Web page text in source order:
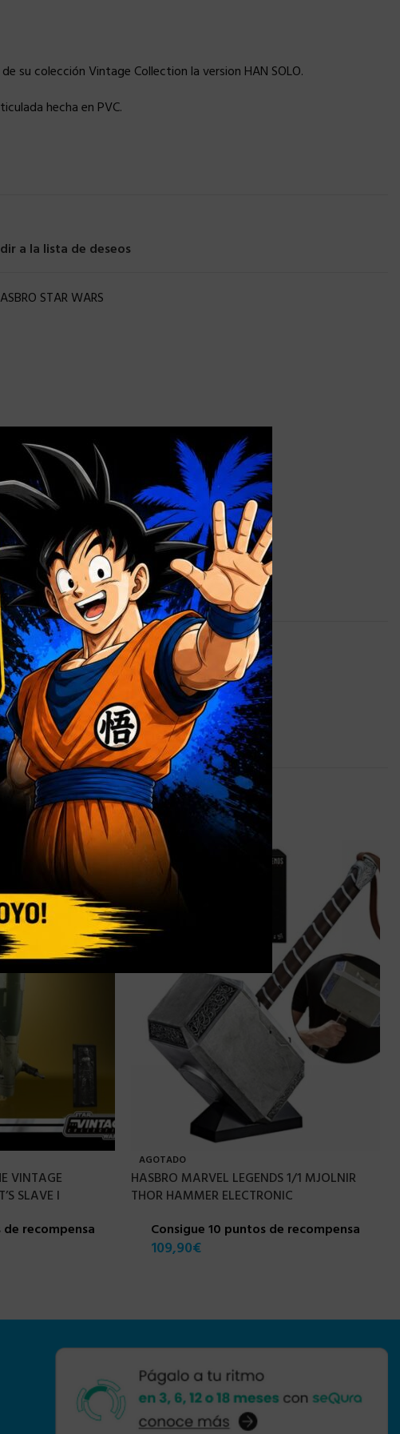
su colección Vintage Collection la version HAN SOLO.
hecha en PVC.
a la lista de deseos
STAR WARS
0,9 kg
VINTAGE
SLAVE I
recompensa
AGOTADO
HASBRO MARVEL LEGENDS 1/1 MJOLNIR
THOR HAMMER ELECTRONIC
Consigue 10 puntos de recompensa
109,90€